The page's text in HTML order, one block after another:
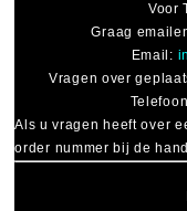
Voor
Graag
Email:
Vragen over
Als u vragen heeft over
order nummer bij de